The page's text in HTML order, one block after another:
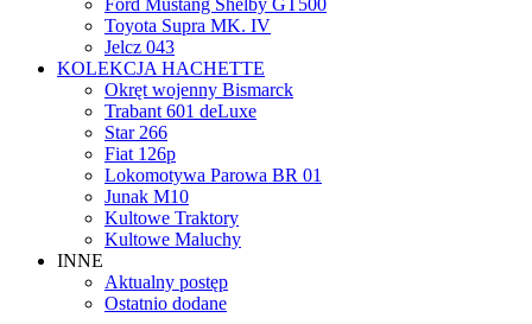
Ford Mustang Shelby GT500
Toyota Supra MK. IV
Jelcz 043
KOLEKCJA HACHETTE
Okręt wojenny Bismarck
Trabant 601 deLuxe
Star 266
Fiat 126p
Lokomotywa Parowa BR 01
Junak M10
Kultowe Traktory
Kultowe Maluchy
INNE
Aktualny postęp
Ostatnio dodane